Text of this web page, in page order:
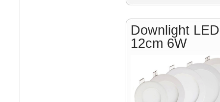
Downlight
12cm 6W